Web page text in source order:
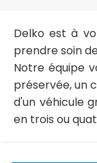
Delko est à
prendre soin
Notre équipe
préservée, un
d'un véhicule
en trois ou